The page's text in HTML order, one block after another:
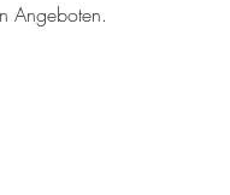
Angeboten.